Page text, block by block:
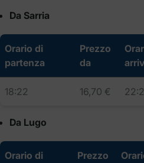
Da Sarria
Orario di
partenza
Prezzo
da
18:22 16,70 €
Da Lugo
Orario di
Prezzo